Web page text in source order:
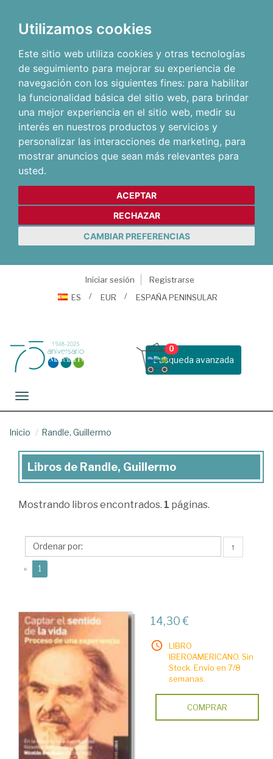
Utilizamos cookies
Este sitio web utiliza cookies y otras tecnologías
de seguimiento para mejorar su experiencia de
navegación con los siguientes fines: para habilitar
la funcionalidad básica del sitio web, para brindar
una mejor experiencia en el sitio web, medir su
interés en nuestros productos y servicios y
personalizar las interacciones de marketing, para
mostrar anuncios que sean más relevantes para
usted.
ACEPTAR
RECHAZAR
CAMBIAR PREFERENCIAS
Iniciar sesión
Registrarse
ES
EUR ESPAÑA PENINSULAR
Busqueda avanzada
0
Toggle navigation
Inicio Randle, Guillermo
Libros
Randle,
Libros de Randle, Guillermo
Mostrando libros encontrados. 1 páginas.
↑
« 1
14,30 €
LIBRO
IBEROAMERICANO. Sin
Stock. Envío en 7/8
semanas.
COMPRAR